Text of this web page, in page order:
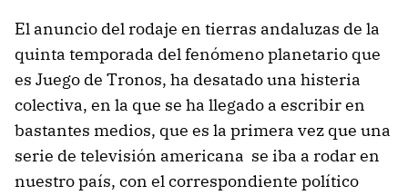
El anuncio del rodaje en tierras andaluzas de la
quinta temporada del fenómeno planetario que
es Juego de Tronos, ha desatado una histeria
colectiva, en la que se ha llegado a escribir en
bastantes medios, que es la primera vez que una
serie de televisión americana se iba a rodar en
nuestro país, con el correspondiente político